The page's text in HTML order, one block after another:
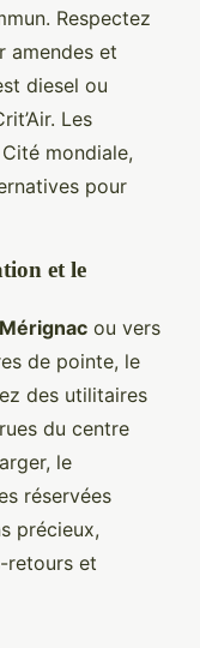
Respectez
amendes et
diesel ou
Les
mondiale,
pour
et le
ou vers
de pointe, le
des utilitaires
du centre
le
réservées
précieux,
retours et